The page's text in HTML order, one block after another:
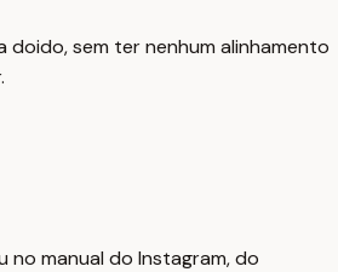
sem ter nenhum alinhamento
no manual do Instagram, do